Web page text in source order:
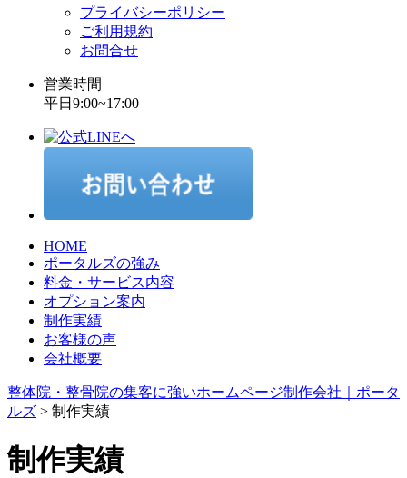
プライバシーポリシー
ご利用規約
お問合せ
営業時間
平日9:00~17:00
HOME
ポータルズの強み
料金・サービス内容
オプション案内
制作実績
お客様の声
会社概要
整体院・整骨院の集客に強いホームページ制作会社｜ポータ
ルズ > 制作実績
制作実績